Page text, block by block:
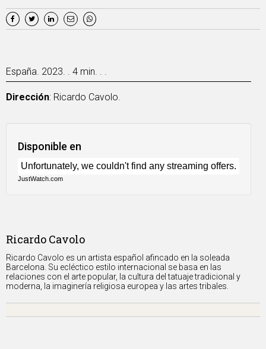
España. 2023. . 4 min. . .
Dirección: Ricardo Cavolo.
Disponible en
JustWatch.com
Ricardo Cavolo
Ricardo Cavolo es un artista español afincado en la soleada
Barcelona. Su ecléctico estilo internacional se basa en las
relaciones con el arte popular, la cultura del tatuaje tradicional y
moderna, la imaginería religiosa europea y las artes tribales.